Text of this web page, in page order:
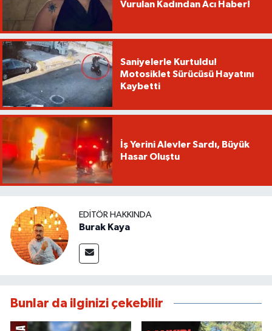
Vurulan Kadından Acı Haber!
Saniyelerle Kurtuldu!
Motosiklet Sürücüsü Hayatını
Kaybetti
İş Yerini Alevler Sardı, Büyük
Hasar Oluştu
EDITÖR HAKKINDA
Burak Kaya
Bunlar da ilginizi çekebilir